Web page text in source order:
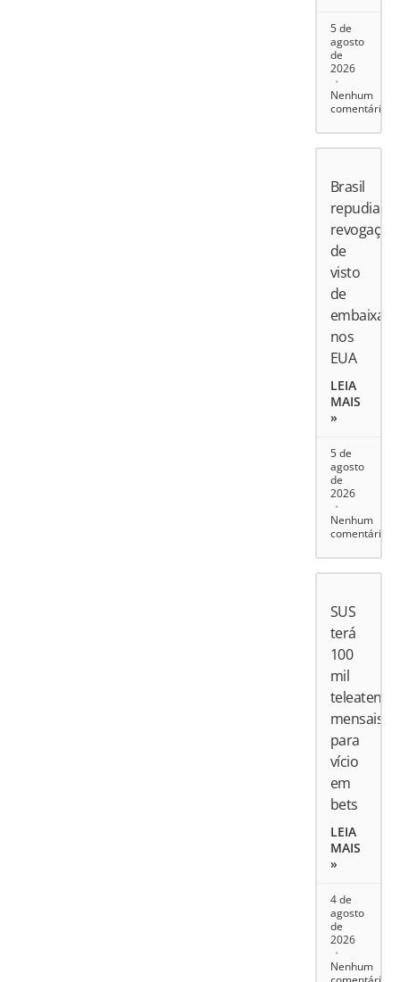
5 de
agosto
de
2026
Nenhum
comentário
Brasil
repudia
revogação
de
visto
de
nos
EUA
LEIA
MAIS
»
5 de
agosto
de
2026
Nenhum
comentário
SUS
terá
100
mil
mensais
para
vício
em
bets
LEIA
MAIS
»
4 de
agosto
de
2026
Nenhum